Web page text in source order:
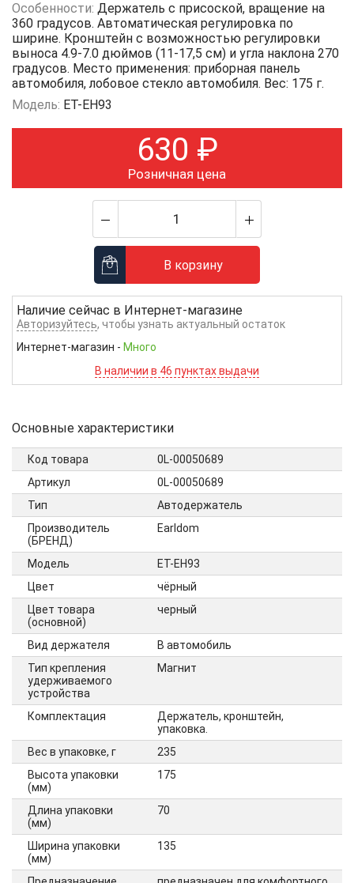
Особенности: Держатель с присоской, вращение на
360 градусов. Автоматическая регулировка по
ширине. Кронштейн с возможностью регулировки
выноса 4.9-7.0 дюймов (11-17,5 см) и угла наклона 270
градусов. Место применения: приборная панель
автомобиля, лобовое стекло автомобиля. Вес: 175 г.
Модель: ET-EH93
630 ₽
Розничная цена
В корзину
Наличие сейчас в Интернет-магазине
Авторизуйтесь, чтобы узнать актуальный остаток
Интернет-магазин - Много
В наличии в 46 пунктах выдачи
Основные характеристики
Код товара
0L-00050689
Артикул
0L-00050689
Тип
Автодержатель
Производитель
(БРЕНД)
Earldom
Модель
ET-EH93
Цвет
чёрный
Цвет товара
(основной)
черный
Вид держателя
В автомобиль
Тип крепления
удерживаемого
устройства
Магнит
Комплектация
Держатель, кронштейн,
упаковка.
Вес в упаковке, г
235
Высота упаковки
(мм)
175
Длина упаковки
(мм)
70
Ширина упаковки
(мм)
135